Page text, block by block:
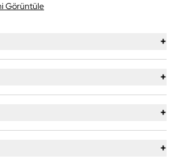
Görüntüle
+
+
+
+